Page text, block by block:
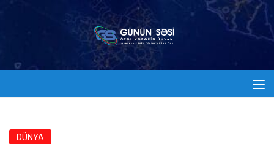
DÜNYA